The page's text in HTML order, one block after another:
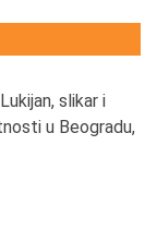
slikar i
u Beogradu,